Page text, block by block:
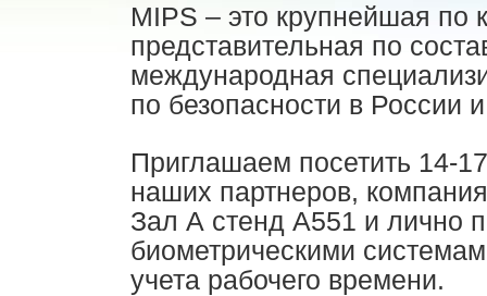
MIPS – это крупнейшая по
представительная по
международная
по безопасности в России
Приглашаем посетить 14-
наших партнеров,
Зал А стенд A551 и лично
биометрическими
учета рабочего времени.